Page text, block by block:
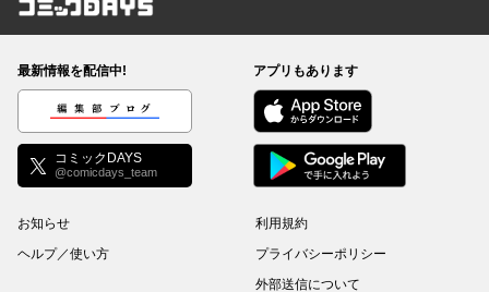
コミックDAYS
最新情報を配信中!
編集部ブログ
コミックDAYS
@comicdays_team
アプリもあります
お知らせ
ヘルプ／使い方
利用規約
プライバシーポリシー
外部送信について